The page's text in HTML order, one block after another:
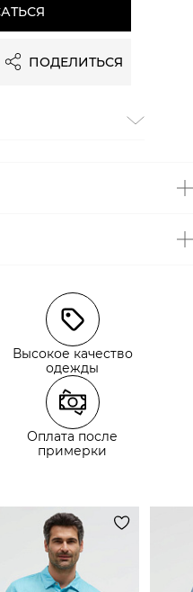
ПОДЕЛИТЬСЯ
СДЭК
СДЭК
Высокое качество
одежды
Оплата после
примерки